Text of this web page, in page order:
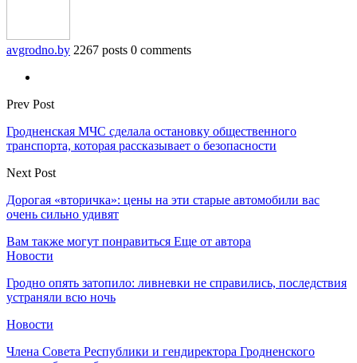
avgrodno.by 2267 posts 0 comments
Prev Post
Гродненская МЧС сделала остановку общественного
транспорта, которая рассказывает о безопасности
Next Post
Дорогая «вторичка»: цены на эти старые автомобили вас
очень сильно удивят
Вам также могут понравиться Еще от автора
Новости
Гродно опять затопило: ливневки не справились, последствия
устраняли всю ночь
Новости
Члена Совета Республики и гендиректора Гродненского